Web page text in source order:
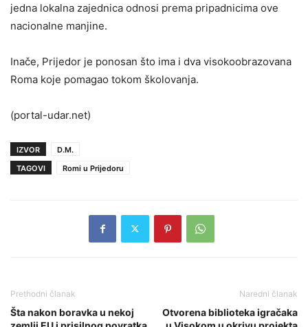
jedna lokalna zajednica odnosi prema pripadnicima ove
nacionalne manjine.
Inače, Prijedor je ponosan što ima i dva visokoobrazovana
Roma koje pomagao tokom školovanja.
(portal-udar.net)
IZVOR
D.M.
TAGOVI
Romi u Prijedoru
Prethodni članak
Šta nakon boravka u nekoj
Naredni članak
Otvorena biblioteka igračaka